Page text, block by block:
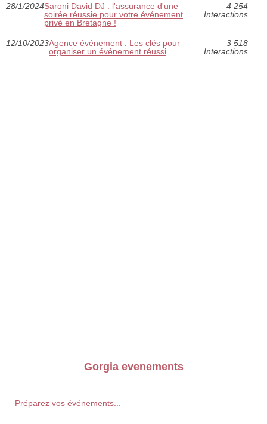
28/1/2024Saroni David DJ : l'assurance d'une
soirée réussie pour votre événement
privé en Bretagne !
4 254
Interactions
12/10/2023Agence événement : Les clés pour
organiser un événement réussi
3 518
Interactions
Gorgia evenements
Préparez vos événements...